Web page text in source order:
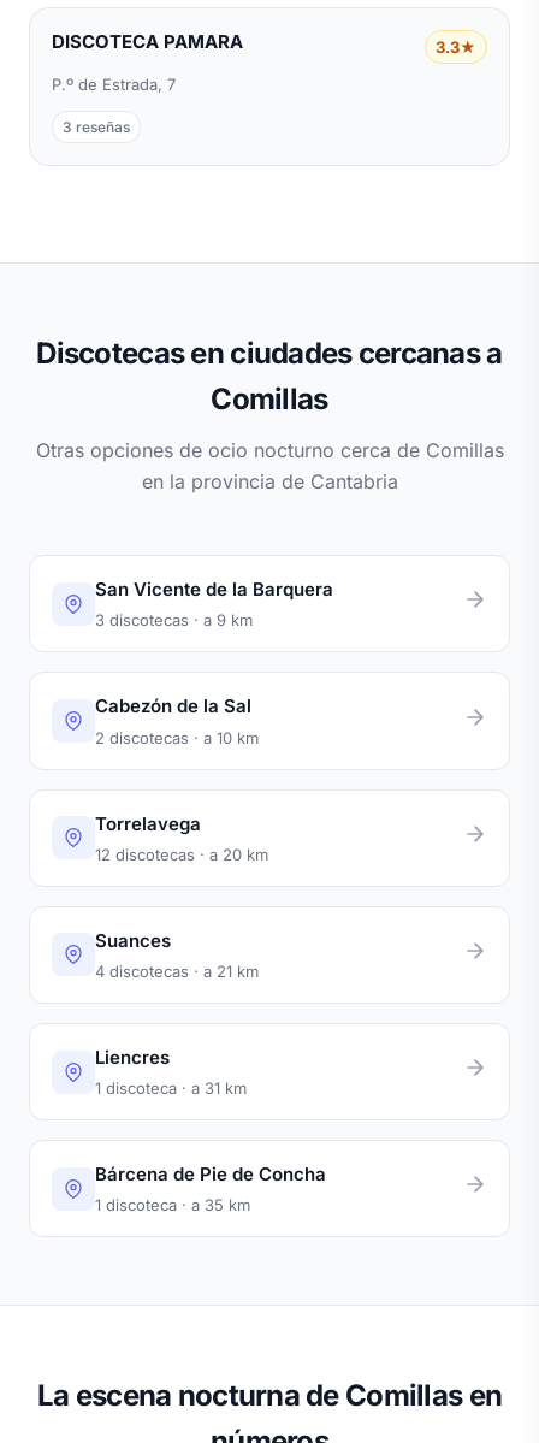
DISCOTECA PAMARA
3.3★
P.º de Estrada, 7
3 reseñas
Discotecas en ciudades cercanas a
Comillas
Otras opciones de ocio nocturno cerca de Comillas
en la provincia de Cantabria
San Vicente de la Barquera
3 discotecas · a 9 km
Cabezón de la Sal
2 discotecas · a 10 km
Torrelavega
12 discotecas · a 20 km
Suances
4 discotecas · a 21 km
Liencres
1 discoteca · a 31 km
Bárcena de Pie de Concha
1 discoteca · a 35 km
La escena nocturna de Comillas en